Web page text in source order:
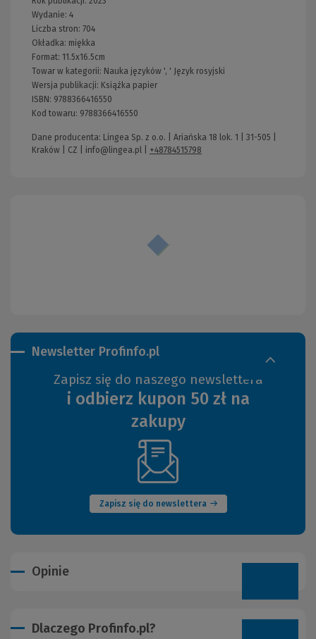
Wydanie: 4
Liczba stron: 704
Okładka: miękka
Format: 11.5x16.5cm
Towar w kategorii: Nauka języków ', '
Język rosyjski
Wersja publikacji: Książka papier
ISBN: 9788366416550
Kod towaru: 9788366416550
Dane producenta: Lingea Sp. z o.o. | Ariańska 18 lok. 1 | 31-505 |
Kraków | CZ | info@lingea.pl +48784515798
Newsletter Profinfo.pl
Zapisz się do naszego newslettera
i odbierz kupon 50 zł na
zakupy
Zapisz się do newslettera
(Nowe
okno)
Opinie
Dlaczego Profinfo.pl?